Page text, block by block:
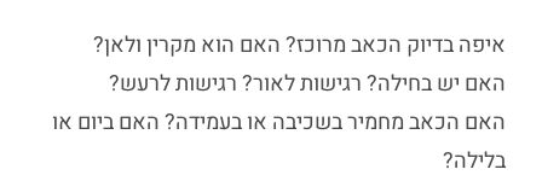
איפה בדיוק הכאב מרוכז? האם הוא מקרין ולאן?
האם יש בחילה? רגישות לאור? רגישות לרעש?
האם הכאב מחמיר בשכיבה או בעמידה? האם ביום או
בלילה?